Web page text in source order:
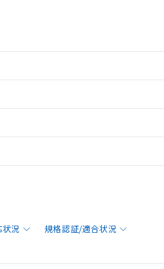
況 規格認証/適合状況